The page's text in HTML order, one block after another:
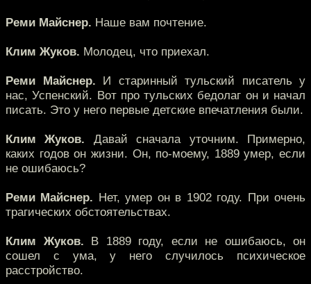
Реми Майснер. Наше вам почтение.
Клим Жуков. Молодец, что приехал.
Реми Майснер. И старинный тульский писатель у
нас, Успенский. Вот про тульских бедолаг он и начал
писать. Это у него первые детские впечатления были.
Клим Жуков. Давай сначала уточним. Примерно,
каких годов он жизни. Он, по-моему, 1889 умер, если
не ошибаюсь?
Реми Майснер. Нет, умер он в 1902 году. При очень
трагических обстоятельствах.
Клим Жуков. В 1889 году, если не ошибаюсь, он
сошел с ума, у него случилось психическое
расстройство.